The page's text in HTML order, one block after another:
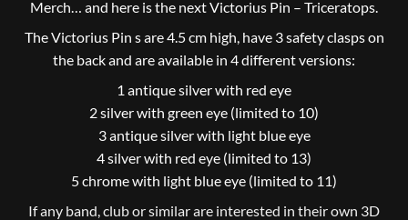
Merch… and here is the next Victorius Pin – Triceratops.
The Victorius Pin s are 4.5 cm high, have 3 safety clasps on
the back and are available in 4 different versions:
1 antique silver with red eye
2 silver with green eye (limited to 10)
3 antique silver with light blue eye
4 silver with red eye (limited to 13)
5 chrome with light blue eye (limited to 11)
If any band, club or similar are interested in their own 3D